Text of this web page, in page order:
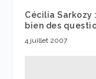
Cécilia Sarkozy
bien des
4 juillet 2007